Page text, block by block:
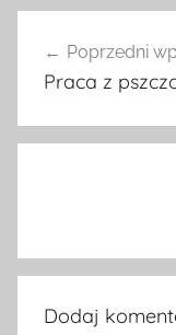
wpisu
Poprzedni
Praca z
Dodaj